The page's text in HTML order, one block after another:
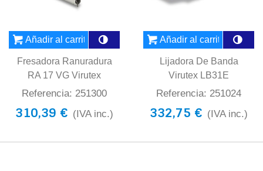
Añadir al carrito
Fresadora Ranuradura
RA 17 VG Virutex
Referencia: 251300
310,39 € (IVA inc.)
Añadir al carrito
Lijadora De Banda
Virutex LB31E
Referencia: 251024
332,75 € (IVA inc.)